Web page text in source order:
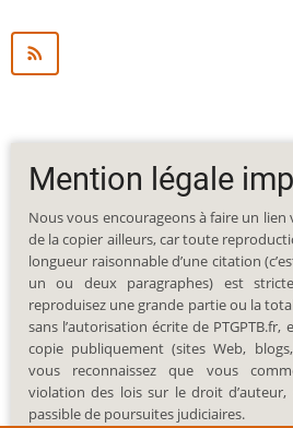
Mention légale
Nous vous encourageons à faire un
de la copier ailleurs, car toute
longueur raisonnable d’une citation
un ou deux paragraphes) est
reproduisez une grande partie ou la
sans l’autorisation écrite de
copie publiquement (sites Web,
vous reconnaissez que vous
violation des lois sur le droit d’auteur,
passible de poursuites judiciaires.